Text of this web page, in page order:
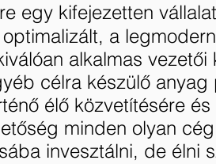
egy kifejezetten
a
alkalmas
célra készülő
élő közvetítésére
minden olyan
invesztálni, de élni